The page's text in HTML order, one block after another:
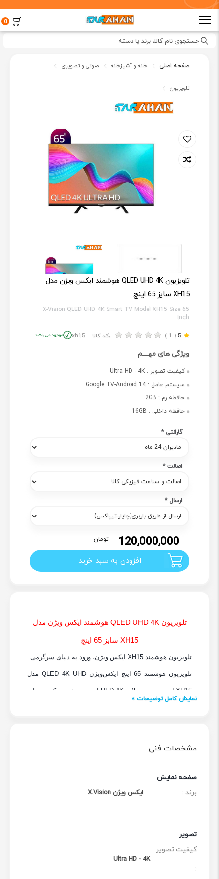
0
جستجوی نام کالا، برند یا دسته
صفحه اصلی خانه و آشپزخانه صوتی و تصویری
تلویزیون
تلویزیون QLED UHD 4K هوشمند ایکس ویژن مدل
XH15 سایز 65 اینچ
X-Vision QLED UHD 4K Smart TV Model XH15 Size 65
Inch
5
( 1 ) کد کالا : xh15
ویژگی های مهــــم
کیفیت تصویر : Ultra HD - 4K
سیستم عامل : Google TV-Android 14
حافظه رم : 2GB
حافظه داخلی : 16GB
گارانتی*
اصالت*
ارسال*
120,000,000 تومان
افزودن به سبد خرید
تلویزیون QLED UHD 4K هوشمند ایکس ویژن مدل
XH15 سایز 65 اینچ
تلویزیون هوشمند XH15 ایکس ویژن، ورود به دنیای سرگرمی
تلویزیون هوشمند 65 اینچ ایکس‌ویژن QLED 4K UHD مدل
XH15 از سری محصولات UHD 4K این برند هستند که در سایز
برای کاربران فراهم می‌کند. از دیگر ویژگی این تلویزیون‌ها
می‌توان به سیستم عامل اندروید 14 اشاره کرد که نسبت به
نمایش کامل توضیحات »
مشخصات فنی
صفحه نمایش
برند :
ایکس ویژن X.Vision
تصویر
کیفیت تصویر
:
Ultra HD - 4K